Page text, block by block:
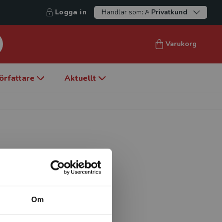
Om
Logga in Handlar som: Privatkund
Varukorg
Aktuellt